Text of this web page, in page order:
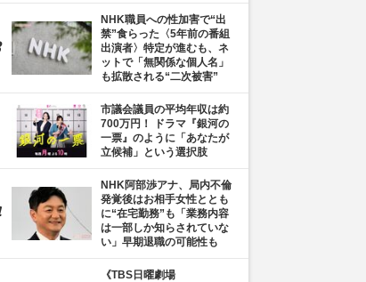
NHK職員への性加害で“出
禁”食らった〈5年前の番組
出演者〉特定が進むも、ネ
ットで「無関係な個人名」
も拡散される“二次被害”
市議会議員の平均年収は約
700万円！ ドラマ『銀河の
一票』のように「あなたが
立候補」という選択肢
NHK阿部渉アナ、局内不倫
発覚後はお相手女性ととも
に“在宅勤務”も「業務内容
は一部しか知らされていな
い」早期退職の可能性も
《TBS日曜劇場